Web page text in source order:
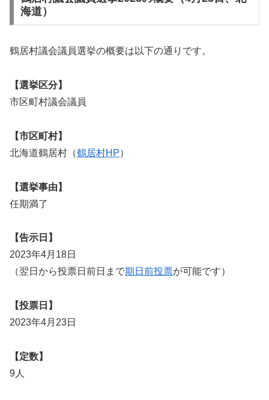
海道）
鶴居村議会議員選挙の概要は以下の通りです。
【選挙区分】
市区町村議会議員
【市区町村】
北海道鶴居村（鶴居村HP）
【選挙事由】
任期満了
【告示日】
2023年4月18日
（翌日から投票日前日まで期日前投票が可能です）
【投票日】
2023年4月23日
【定数】
9人